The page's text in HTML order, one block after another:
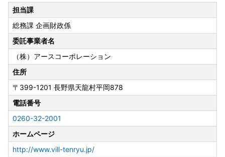
担当課
総務課 企画財政係
委託事業者名
（株）アースコーポレーション
住所
〒399-1201 長野県天龍村平岡878
電話番号
0260-32-2001
ホームページ
http://www.vill-tenryu.jp/